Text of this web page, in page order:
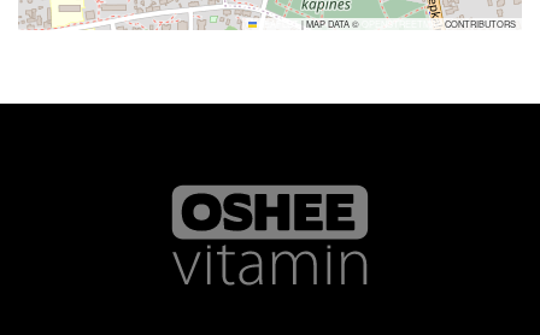
|MAP DATA © OPENSTREETMAPCONTRIBUTORS